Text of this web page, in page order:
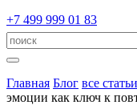
+7 499 999 01 83
Главная Блог все статьи
эмоции как ключ к